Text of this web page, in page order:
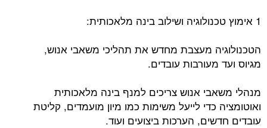
1 אימוץ טכנולוגיה ושילוב בינה מלאכותית:
הטכנולוגיה מעצבת מחדש את תהליכי משאבי אנוש,
מגיוס ועד מעורבות עובדים.
מנהלי משאבי אנוש צריכים למנף בינה מלאכותית
ואוטומציה כדי לייעל משימות כמו מיון מועמדים, קליטת
עובדים חדשים, הערכות ביצועים ועוד.